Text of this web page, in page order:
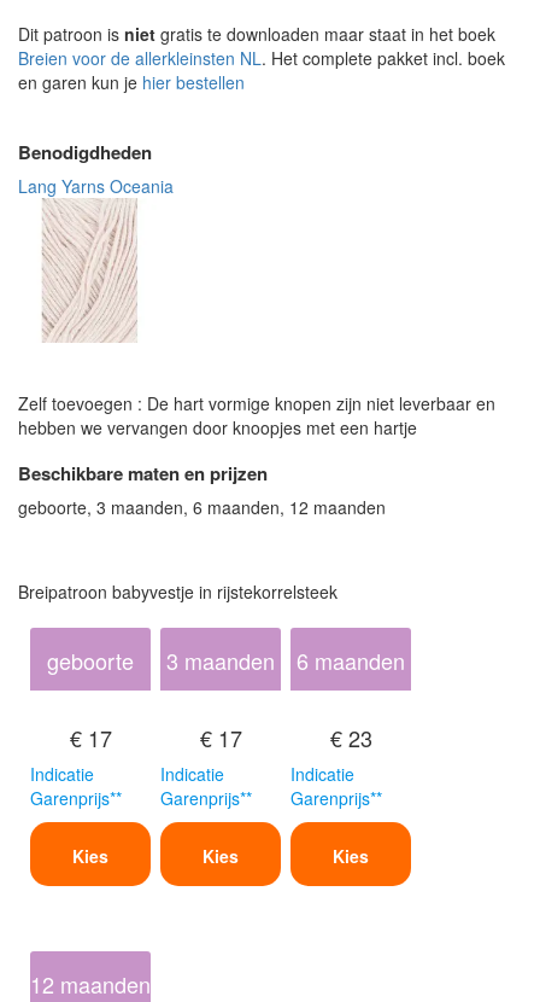
Dit patroon is niet gratis te downloaden maar staat in het boek
Breien voor de allerkleinsten NL. Het complete pakket incl. boek
en garen kun je hier bestellen
Benodigdheden
Lang Yarns Oceania
Zelf toevoegen : De hart vormige knopen zijn niet leverbaar en
hebben we vervangen door knoopjes met een hartje
Beschikbare maten en prijzen
geboorte, 3 maanden, 6 maanden, 12 maanden
Breipatroon babyvestje in rijstekorrelsteek
geboorte
€ 17
Indicatie
Garenprijs**
Kies
3 maanden
€ 17
Indicatie
Garenprijs**
Kies
6 maanden
€ 23
Indicatie
Garenprijs**
Kies
12 maanden